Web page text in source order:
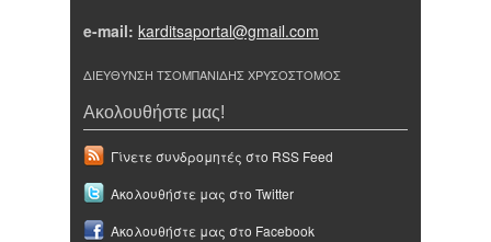
e-mail: karditsaportal@gmail.com
ΔΙΕΥΘΥΝΣΗ ΤΣΟΜΠΑΝΙΔΗΣ ΧΡΥΣΟΣΤΟΜΟΣ
Ακολουθήστε μας!
Γίνετε συνδρομητές στο RSS Feed
Ακολουθήστε μας στο Twitter
Ακολουθήστε μας στο Facebook